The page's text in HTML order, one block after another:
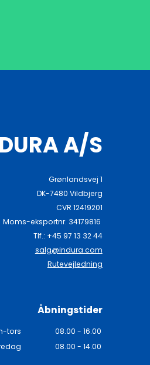
A/S
Grønlandsvej 1
DK-7480 Vildbjerg
CVR 12419201
Moms-eksportnr. 34179816
Tlf.: +45 97 13 32 44
salg@indura.com
Rutevejledning
Åbningstider
tors
08.00 - 16.00
08.00 - 14.00